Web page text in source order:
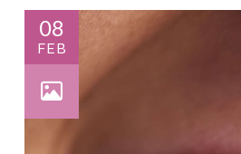
08
FEB